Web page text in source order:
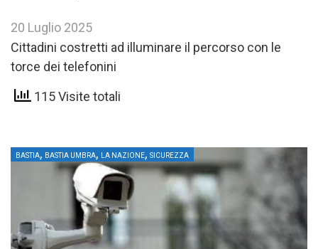
20 Luglio 2025
Cittadini costretti ad illuminare il percorso con le
torce dei telefonini
115 Visite totali
BASTIA, BASTIA UMBRA, LA NAZIONE, SICUREZZA